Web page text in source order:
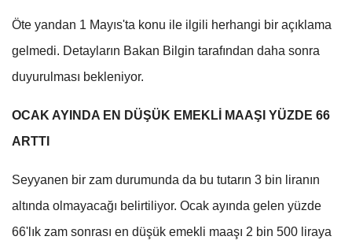
Öte yandan 1 Mayıs'ta konu ile ilgili herhangi bir açıklama
gelmedi. Detayların Bakan Bilgin tarafından daha sonra
duyurulması bekleniyor.
OCAK AYINDA EN DÜŞÜK EMEKLİ MAAŞI YÜZDE 66
ARTTI
Seyyanen bir zam durumunda da bu tutarın 3 bin liranın
altında olmayacağı belirtiliyor. Ocak ayında gelen yüzde
66'lık zam sonrası en düşük emekli maaşı 2 bin 500 liraya